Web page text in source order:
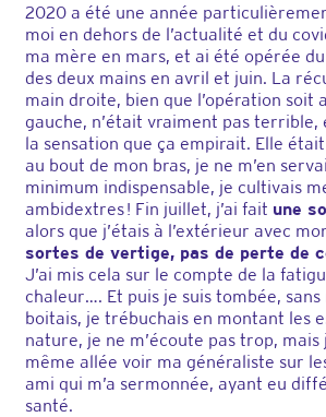
2020 a été une année
moi en dehors de l’actualité et du
ma mère en mars, et ai été opérée
des deux mains en avril et juin. La
main droite, bien que l’opération soit
gauche, n’était vraiment pas terrible,
la sensation que ça empirait. Elle
au bout de mon bras, je ne m’en
minimum indispensable, je cultivais
ambidextres ! Fin juillet, j’ai fait une
alors que j’étais à l’extérieur avec
sortes de vertige, pas de perte de
J’ai mis cela sur le compte de la
chaleur…. Et puis je suis tombée,
boitais, je trébuchais en montant les
nature, je ne m’écoute pas trop, mais
même allée voir ma généraliste sur
ami qui m’a sermonnée, ayant eu
santé.